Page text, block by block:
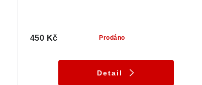
Prodáno
450 Kč
Detail